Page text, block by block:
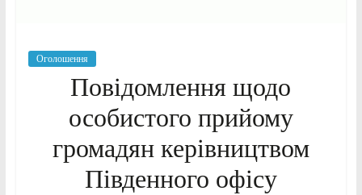
Оголошення
Повідомлення щодо
особистого прийому
громадян керівництвом
Південного офісу